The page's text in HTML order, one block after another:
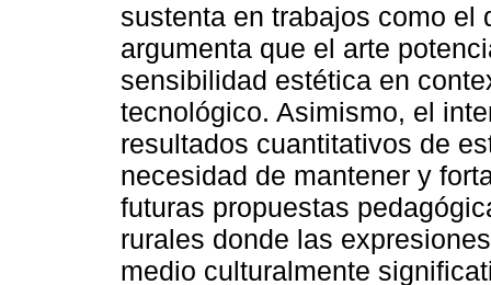
sustenta en trabajos como el
argumenta que el arte
sensibilidad estética en
tecnológico. Asimismo, el
resultados cuantitativos de
necesidad de mantener y
futuras propuestas
rurales donde las
medio culturalmente